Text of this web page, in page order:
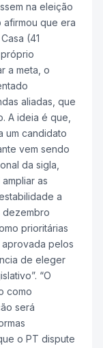
na eleição
afirmou que era
(41
a meta, o
aliadas, que
A ideia é que,
um candidato
vem sendo
da sigla,
as
a
dezembro
prioritárias
pelos
de eleger
“O
como
será
o PT dispute